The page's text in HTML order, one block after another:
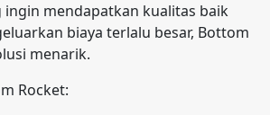
ingin mendapatkan kualitas baik
biaya terlalu besar, Bottom
menarik.
Rocket: